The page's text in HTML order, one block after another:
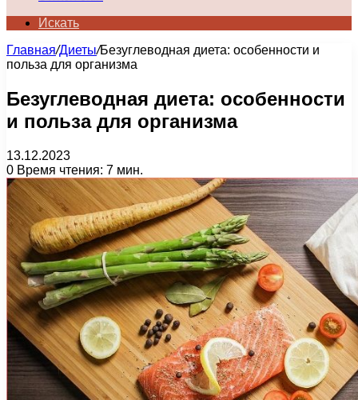
Искать
Главная/Диеты/Безуглеводная диета: особенности и
польза для организма
Безуглеводная диета: особенности
и польза для организма
13.12.2023
0 Время чтения: 7 мин.